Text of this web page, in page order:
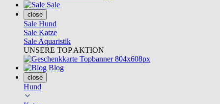
Sale
close
Sale Hund
Sale Katze
Sale Aquaristik
UNSERE TOP AKTION
Blog
close
Hund